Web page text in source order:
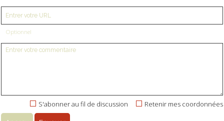
Optionnel
Retenir mes coordonnées
S'abonner au fil de discussion